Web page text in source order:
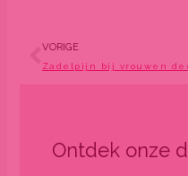
Vorige
VORIGE
Ontdek onze